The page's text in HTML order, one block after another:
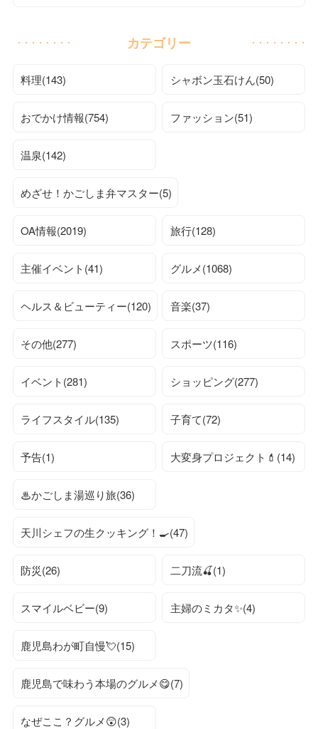
カテゴリー
料理(143) シャボン玉石けん(50)
おでかけ情報(754) ファッション(51)
温泉(142)
めざせ！かごしま弁マスター(5)
OA情報(2019) 旅行(128)
主催イベント(41) グルメ(1068)
ヘルス＆ビューティー(120) 音楽(37)
その他(277) スポーツ(116)
イベント(281) ショッピング(277)
ライフスタイル(135) 子育て(72)
予告(1) 大変身プロジェクト💄(14)
♨かごしま湯巡り旅(36)
天川シェフの生クッキング！🍳(47)
防災(26) 二刀流🍒(1)
スマイルベビー(9) 主婦のミカタ✨(4)
鹿児島わが町自慢💘(15)
鹿児島で味わう本場のグルメ😋(7)
なぜここ？グルメ😲(3)